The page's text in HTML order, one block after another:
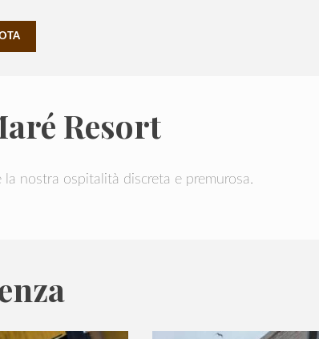
Resort
la nostra ospitalità discreta e premurosa.